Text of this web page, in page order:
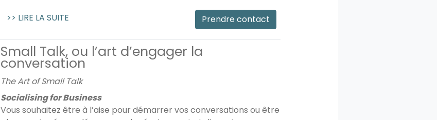
>> LIRE LA SUITE Prendre contact
Small Talk, ou l’art d’engager la
conversation
The Art of Small Talk
Socialising for Business
Vous souhaitez être à l’aise pour démarrer vos conversations ou être